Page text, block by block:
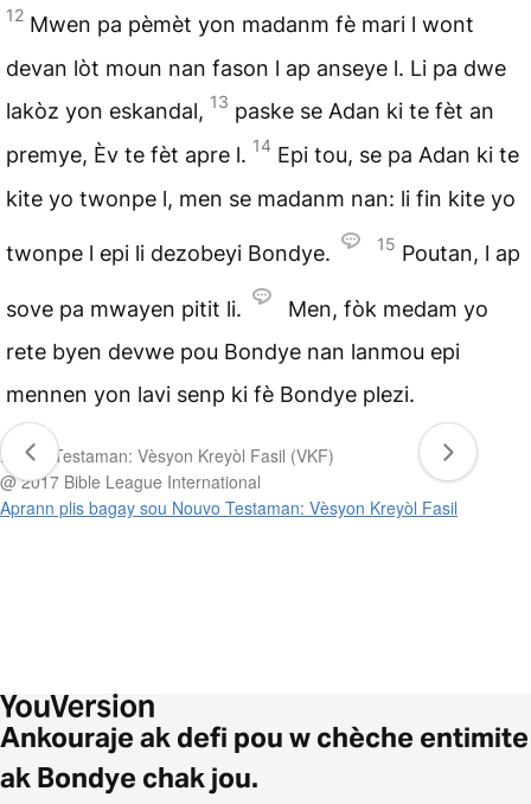
12 Mwen pa pèmèt yon madanm fè mari l wont
devan lòt moun nan fason l ap anseye l. Li pa dwe
lakòz yon eskandal, 13 paske se Adan ki te fèt an
premye, Èv te fèt apre l. 14 Epi tou, se pa Adan ki te
kite yo twonpe l, men se madanm nan: li fin kite yo
twonpe l epi li dezobeyi Bondye. 15 Poutan, l ap
sove pa mwayen pitit li.
Men, fòk medam yo
rete byen devwe pou Bondye nan lanmou epi
mennen yon lavi senp ki fè Bondye plezi.
Nouvo Testaman: Vèsyon Kreyòl Fasil (VKF)
@ 2017 Bible League International
Aprann plis bagay sou Nouvo Testaman: Vèsyon Kreyòl Fasil
Ankouraje ak defi pou w chèche entimite
ak Bondye chak jou.